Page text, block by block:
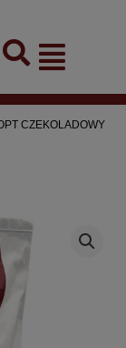
Flyout
Menu
CZEKOLADOWY